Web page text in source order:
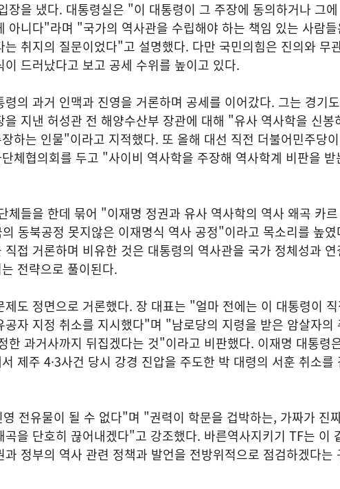
장을 냈다. 대통령실은 "이 대통령이 그 주장에 동의하거나 그
아니다"라며 "국가의 역사관을 수립해야 하는 책임 있는 사람들
취지의 질문이었다"고 설명했다. 다만 국민의힘은 진의와 무
드러났다고 보고 공세 수위를 높이고 있다.
의 과거 인맥과 진영을 거론하며 공세를 이어갔다. 그는 경기
지낸 허성관 전 해양수산부 장관에 대해 "유사 역사학을 신봉
하는 인물"이라고 지적했다. 또 올해 대선 직전 더불어민주당
체협의회를 두고 "사이비 역사학을 주장해 역사학계 비판을 받
체들을 한데 묶어 "이재명 정권과 유사 역사학의 역사 왜곡 카르
동북공정 못지않은 이재명식 역사 공정"이라고 목소리를 높였
접 거론하며 비유한 것은 대통령의 역사관을 국가 정체성과 연
전략으로 풀이된다.
도 정면으로 거론했다. 장 대표는 "얼마 전에는 이 대통령이 직
공자 지정 취소를 지시했다"며 "남로당의 지령을 받은 암살자의
한 과거사까지 뒤집겠다는 것"이라고 비판했다. 이재명 대통령
제주 4·3사건 당시 강경 진압을 주도한 박 대령의 서훈 취소를
전유물이 될 수 없다"며 "권력이 학문을 겁박하는, 가짜가 진
을 단호히 끊어내겠다"고 강조했다. 바른역사지키기 TF는 이
정부의 역사 관련 정책과 발언을 전방위적으로 점검하겠다는